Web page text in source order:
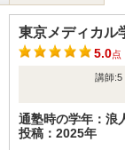
東京メディカル
5.0点
講師
通塾時の学年：浪
投稿：2025年